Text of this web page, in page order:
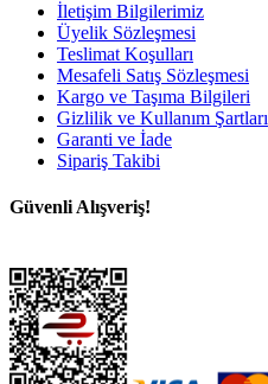
İletişim Bilgilerimiz
Üyelik Sözleşmesi
Teslimat Koşulları
Mesafeli Satış Sözleşmesi
Kargo ve Taşıma Bilgileri
Gizlilik ve Kullanım Şartları
Garanti ve İade
Sipariş Takibi
Güvenli Alışveriş!